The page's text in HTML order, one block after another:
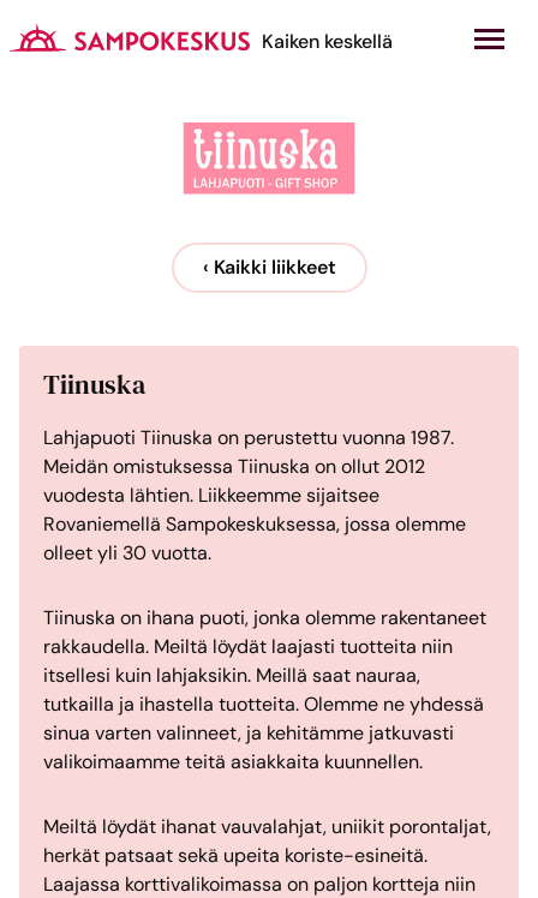
sisältöön
Kauppakeskus Sampokeskus
Kaiken keskellä
‹ Kaikki liikkeet
Tiinuska
Lahjapuoti Tiinuska on perustettu vuonna 1987.
Meidän omistuksessa Tiinuska on ollut 2012
vuodesta lähtien. Liikkeemme sijaitsee
Rovaniemellä Sampokeskuksessa, jossa olemme
olleet yli 30 vuotta.
Tiinuska on ihana puoti, jonka olemme rakentaneet
rakkaudella. Meiltä löydät laajasti tuotteita niin
itsellesi kuin lahjaksikin. Meillä saat nauraa,
tutkailla ja ihastella tuotteita. Olemme ne yhdessä
sinua varten valinneet, ja kehitämme jatkuvasti
valikoimaamme teitä asiakkaita kuunnellen.
Meiltä löydät ihanat vauvalahjat, uniikit porontaljat,
herkät patsaat sekä upeita koriste-esineitä.
Laajassa korttivalikoimassa on paljon kortteja niin